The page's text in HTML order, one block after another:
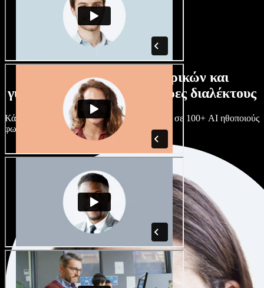
Τεράστια συλλογή ανδρικών και
γυναικείων φωνών με άπειρες διαλέκτους
Κάθε έργο είναι μοναδικό. Διάλεξε ανάμεσα σε 100+ AI ηθοποιούς
φωνής & διαλέκτους και κάν’ τους όπως θες.